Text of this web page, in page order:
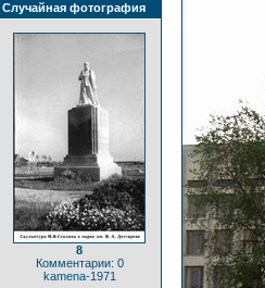
Случайная фотография
8
Комментарии: 0
kamena-1971